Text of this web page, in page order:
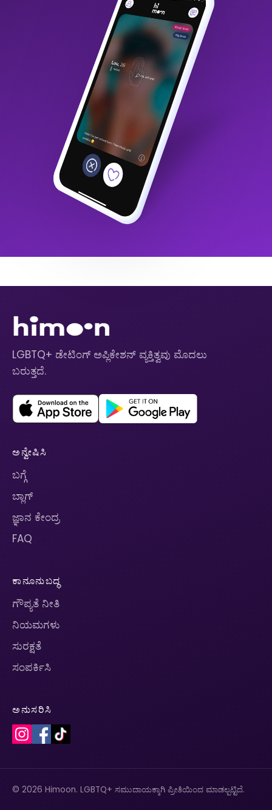
LGBTQ+ ಡೇಟಿಂಗ್ ಅಪ್ಲಿಕೇಶನ್ ವ್ಯಕ್ತಿತ್ವವು ಮೊದಲು
ಬರುತ್ತದೆ.
ಅನ್ವೇಷಿಸಿ
ಬಗ್ಗೆ
ಬ್ಲಾಗ್
ಜ್ಞಾನ ಕೇಂದ್ರ
FAQ
ಕಾನೂನುಬದ್ಧ
ಗೌಪ್ಯತೆ ನೀತಿ
ನಿಯಮಗಳು
ಸುರಕ್ಷತೆ
ಸಂಪರ್ಕಿಸಿ
ಅನುಸರಿಸಿ
© 2026 Himoon. LGBTQ+ ಸಮುದಾಯಕ್ಕಾಗಿ ಪ್ರೀತಿಯಿಂದ ಮಾಡಲ್ಪಟ್ಟಿದೆ.